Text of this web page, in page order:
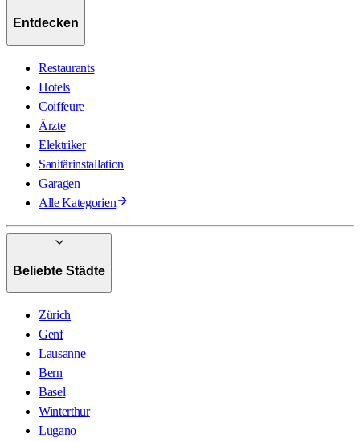
Entdecken
Restaurants
Hotels
Coiffeure
Ärzte
Elektriker
Sanitärinstallation
Garagen
Alle Kategorien
Beliebte Städte
Zürich
Genf
Lausanne
Bern
Basel
Winterthur
Lugano